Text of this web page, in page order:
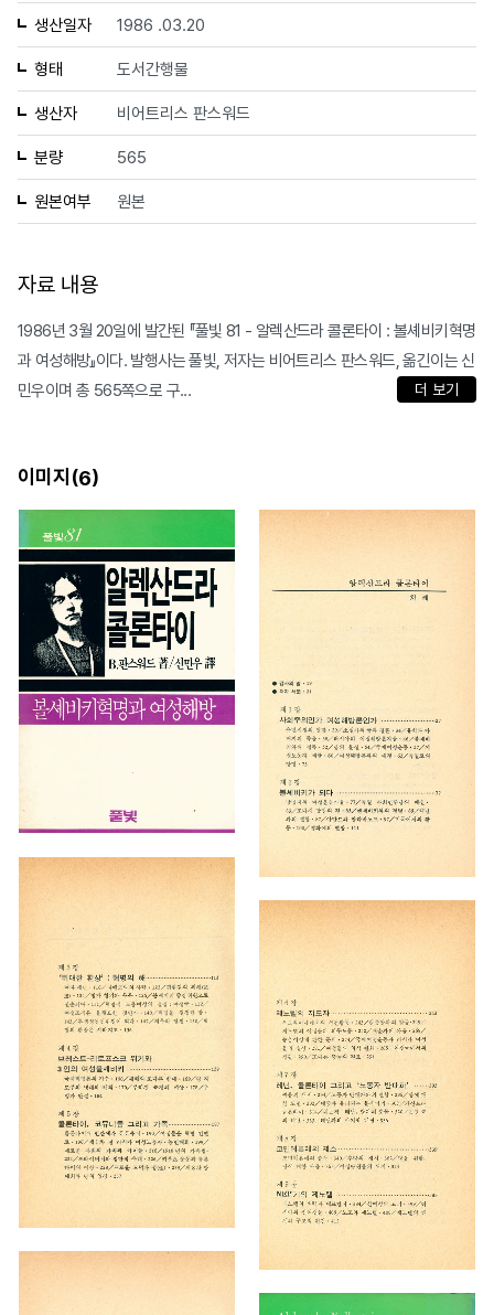
생산일자 1986 .03.20
형태 도서간행물
생산자 비어트리스 판스워드
분량 565
원본여부 원본
자료 내용
1986년 3월 20일에 발간된 『풀빛 81 - 알렉산드라 콜론타이 : 볼셰비키혁명
과 여성해방』이다. 발행사는 풀빛, 저자는 비어트리스 판스워드, 옮긴이는 신
민우이며 총 565쪽으로 구...
더 보기
이미지(6)